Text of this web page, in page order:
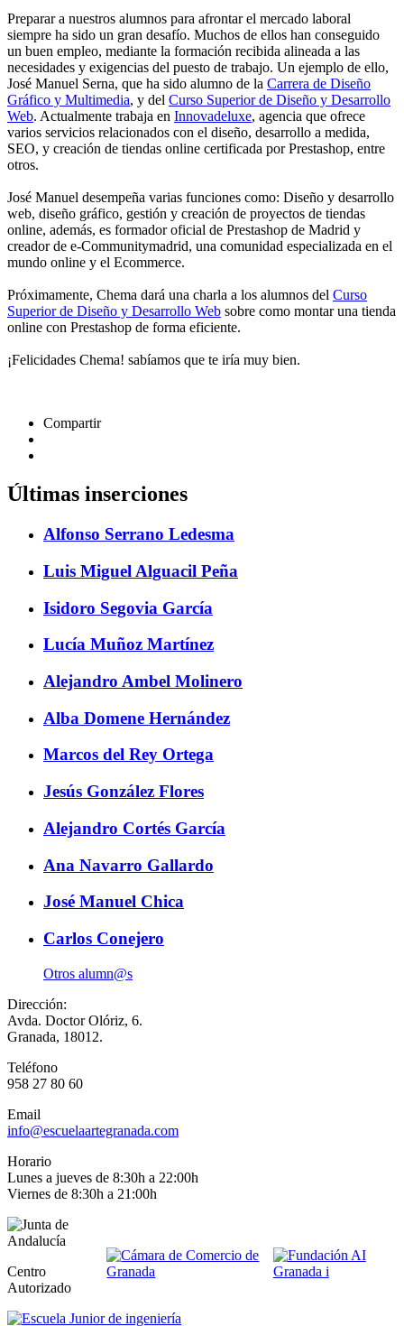
Preparar a nuestros alumnos para afrontar el mercado laboral
siempre ha sido un gran desafío. Muchos de ellos han conseguido
un buen empleo, mediante la formación recibida alineada a las
necesidades y exigencias del puesto de trabajo. Un ejemplo de ello,
José Manuel Serna, que ha sido alumno de la Carrera de Diseño
Gráfico y Multimedia, y del Curso Superior de Diseño y Desarrollo
Web. Actualmente trabaja en Innovadeluxe, agencia que ofrece
varios servicios relacionados con el diseño, desarrollo a medida,
SEO, y creación de tiendas online certificada por Prestashop, entre
otros.
José Manuel desempeña varias funciones como: Diseño y desarrollo
web, diseño gráfico, gestión y creación de proyectos de tiendas
online, además, es formador oficial de Prestashop de Madrid y
creador de e-Communitymadrid, una comunidad especializada en el
mundo online y el Ecommerce.
Próximamente, Chema dará una charla a los alumnos del Curso
Superior de Diseño y Desarrollo Web sobre como montar una tienda
online con Prestashop de forma eficiente.
¡Felicidades Chema! sabíamos que te iría muy bien.
Compartir
Últimas inserciones
Alfonso Serrano Ledesma
Luis Miguel Alguacil Peña
Isidoro Segovia García
Lucía Muñoz Martínez
Alejandro Ambel Molinero
Alba Domene Hernández
Marcos del Rey Ortega
Jesús González Flores
Alejandro Cortés García
Ana Navarro Gallardo
José Manuel Chica
Carlos Conejero
Otros alumn@s
Dirección:
Avda. Doctor Olóriz, 6.
Granada, 18012.
Teléfono
958 27 80 60
Email
info@escuelaartegranada.com
Horario
Lunes a jueves de 8:30h a 22:00h
Viernes de 8:30h a 21:00h
Centro
Autorizado